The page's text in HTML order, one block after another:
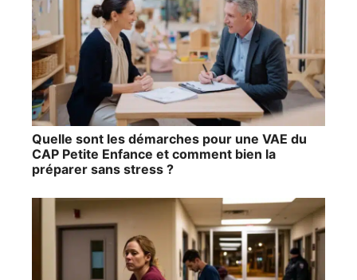
Quelle sont les démarches pour une VAE du
CAP Petite Enfance et comment bien la
préparer sans stress ?